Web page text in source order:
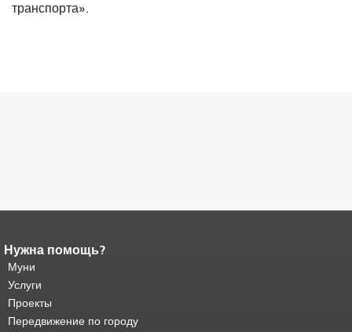
транспорта».
Конец содержимого
страницы.
страницы повторяется на каждой
странице.
основного содержимого .
Нужна помощь?
Муни
Услуги
Проекты
Передвижение по городу